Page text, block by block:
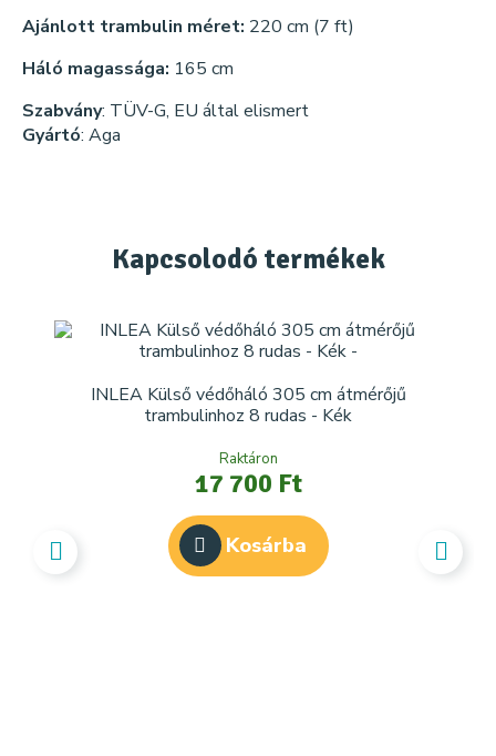
Ajánlott trambulin méret: 220 cm (7 ft)
Háló magassága: 165 cm
Szabvány: TÜV-G, EU által elismert
Gyártó: Aga
Kapcsolodó termékek
INLEA Külső védőháló 305 cm átmérőjű
trambulinhoz 8 rudas - Kék
Raktáron
17 700 Ft
Kosárba